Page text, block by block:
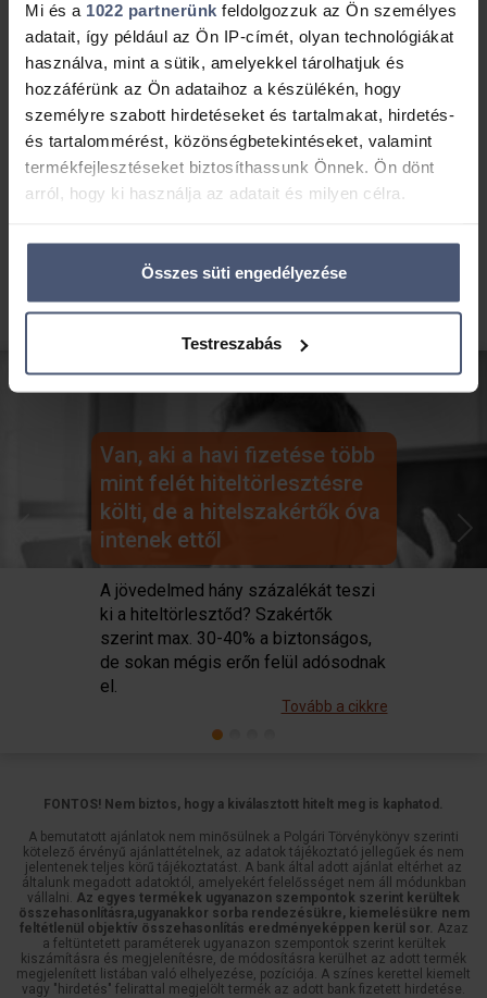
Mi és a 1022 partnerünk feldolgozzuk az Ön személyes
adatait, így például az Ön IP-címét, olyan technológiákat
használva, mint a sütik, amelyekkel tárolhatjuk és
hozzáférünk az Ön adataihoz a készülékén, hogy
személyre szabott hirdetéseket és tartalmakat, hirdetés-
és tartalommérést, közönségbetekintéseket, valamint
termékfejlesztéseket biztosíthassunk Önnek. Ön dönt
arról, hogy ki használja az adatait és milyen célra.
Ha engedélyezi, a következőt is meg szeretnénk tenni:
Információgyűjtés az Ön földrajzi elhelyezkedéséről
pár méteres pontossággal
tulajdonságainak (ujjlenyomat) aktív ellenőrzésével
Részletek
. Bármikor módosíthatja vagy visszavonhatja a
Sütinyilatkozathoz való hozzájárulását.
Sütiket használunk a tartalmak és hirdetések személyre
szabásához, közösségi funkciók biztosításához,
valamint weboldalforgalmunk elemzéséhez. Ezenkívül
közösségi média-, hirdető- és elemző partnereinkkel
megosztjuk az Ön weboldalhasználatra vonatkozó
adatait, akik kombinálhatják az adatokat más olyan
adatokkal, amelyeket Ön adott meg számukra vagy az
Ön által használt más szolgáltatásokból gyűjtöttek.
Összes süti engedélyezése
Testreszabás
Értesítsetek
Bővebben adataid védelméről.
Van, aki a havi fizetése több
mint felét hiteltörlesztésre
költi, de a hitelszakértők óva
intenek ettől
A jövedelmed hány százalékát teszi
ki a hiteltörlesztőd? Szakértők
szerint max. 30-40% a biztonságos,
de sokan mégis erőn felül adósodnak
el.
Tovább a cikkre
Previous Next
FONTOS! Nem biztos, hogy a kiválasztott hitelt meg is kaphatod.
A bemutatott ajánlatok nem minősülnek a Polgári Törvénykönyv szerinti
kötelező érvényű ajánlattételnek, az adatok tájékoztató jellegűek és nem
jelentenek teljes körű tájékoztatást. A bank által adott ajánlat eltérhet az
általunk megadott adatoktól, amelyekért felelősséget nem áll módunkban
vállalni. Az egyes termékek ugyanazon szempontok szerint kerültek
összehasonlításra,ugyanakkor sorba rendezésükre, kiemelésükre nem
feltétlenül objektív összehasonlítás eredményeképpen kerül sor. Azaz
a feltüntetett paraméterek ugyanazon szempontok szerint kerültek
kiszámításra és megjelenítésre, de módosításra kerülhet az adott termék
megjelenített listában való elhelyezése, pozíciója. A színes kerettel kiemelt
vagy "hirdetés" felirattal megjelölt termék az adott bank fizetett hirdetése.